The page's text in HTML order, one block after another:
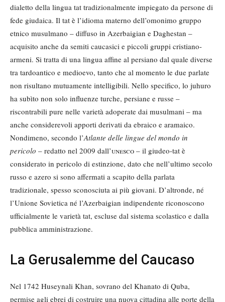
dialetto della lingua tat tradizionalmente impiegato da persone di
fede giudaica. Il tat è l’idioma materno dell’omonimo gruppo
etnico musulmano – diffuso in Azerbaigian e Daghestan –
acquisito anche da semiti caucasici e piccoli gruppi cristiano-
armeni. Si tratta di una lingua affine al persiano dal quale diverse
tra tardoantico e medioevo, tanto che al momento le due parlate
non risultano mutuamente intelligibili. Nello specifico, lo juhuro
ha subìto non solo influenze turche, persiane e russe –
riscontrabili pure nelle varietà adoperate dai musulmani – ma
anche considerevoli apporti derivati da ebraico e aramaico.
Nondimeno, secondo l’Atlante delle lingue del mondo in
pericolo – redatto nel 2009 dall’unesco – il giudeo-tat è
considerato in pericolo di estinzione, dato che nell’ultimo secolo
russo e azero si sono affermati a scapito della parlata
tradizionale, spesso sconosciuta ai più giovani. D’altronde, né
l’Unione Sovietica né l’Azerbaigian indipendente riconoscono
ufficialmente le varietà tat, escluse dal sistema scolastico e dalla
pubblica amministrazione.
La Gerusalemme del Caucaso
Nel 1742 Huseynali Khan, sovrano del Khanato di Quba,
permise agli ebrei di costruire una nuova cittadina alle porte della